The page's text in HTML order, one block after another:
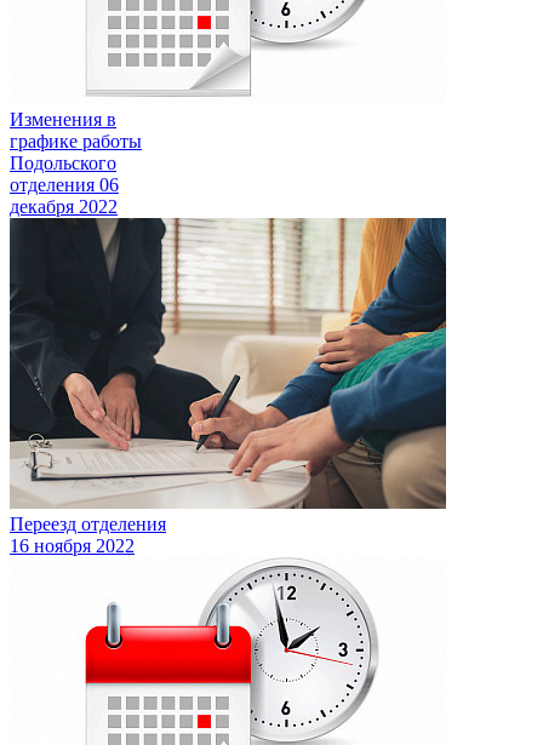
Изменения в
графике работы
Подольского
отделения 06
декабря 2022
Переезд отделения
16 ноября 2022